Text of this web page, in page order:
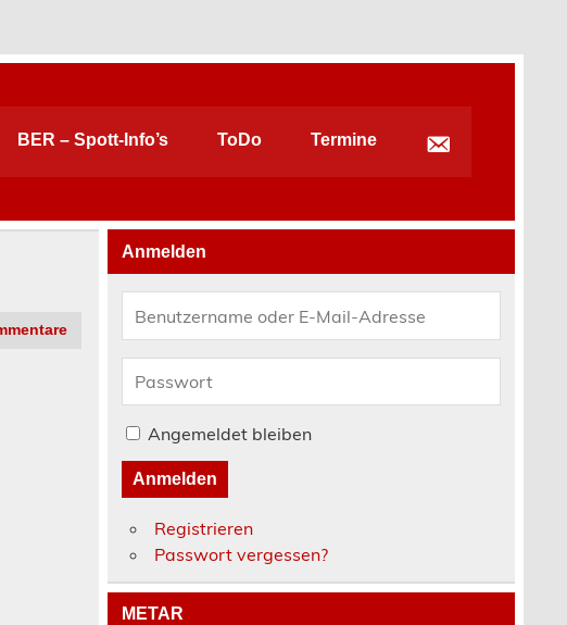
BER – Spott-Info’s ToDo Termine
Anmelden
Angemeldet bleiben
Anmelden
Registrieren
Passwort vergessen?
METAR